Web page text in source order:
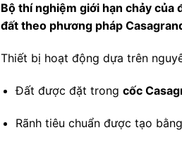
Bộ thí nghiệm giới hạn chảy của
đất theo phương pháp
Thiết bị hoạt động dựa trên
Đất được đặt trong cốc
Rãnh tiêu chuẩn được tạo bằng